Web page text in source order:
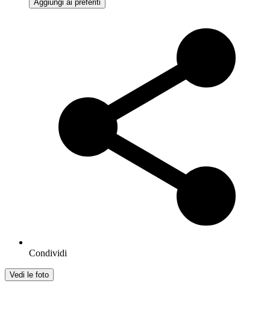
Aggiungi ai preferiti
Condividi
Vedi le foto